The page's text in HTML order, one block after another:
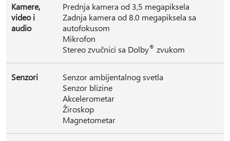
Kamere,
video i
audio
Prednja kamera od 3,5 megapiksela
Zadnja kamera od 8.0 megapiksela sa
autofokusom
Mikrofon
Stereo zvučnici sa Dolby® zvukom
Senzori
Senzor ambijentalnog svetla
Senzor blizine
Akcelerometar
Žiroskop
Magnetometar